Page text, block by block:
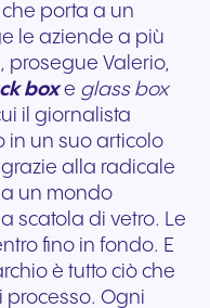
che porta a un
le aziende a più
prosegue Valerio,
boxe glass box
il giornalista
in un suo articolo
grazie alla radicale
un mondo
scatola di vetro. Le
fino in fondo. E
è tutto ciò che
Ogni